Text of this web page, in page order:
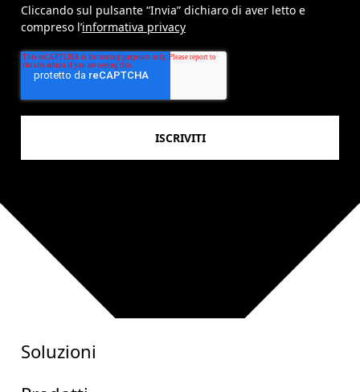
Cliccando sul pulsante “Invia” dichiaro di aver letto e
compreso l’informativa privacy
Soluzioni